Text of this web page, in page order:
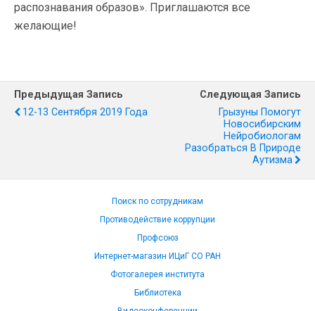
распознавания образов». Приглашаются все
желающие!
Предыдущая Запись
12-13 Сентября 2019 Года
Следующая Запись
Грызуны Помогут
Новосибирским
Нейробиологам
Разобраться В Природе
Аутизма
Поиск по сотрудникам
Противодействие коррупции
Профсоюз
Интернет-магазин ИЦиГ СО РАН
Фотогалерея института
Библиотека